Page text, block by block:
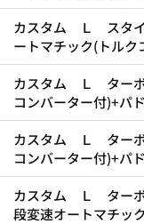
カスタム Ｌ スタイ
ートマチック(トルク
カスタム Ｌ ターボ
コンバーター付)+パ
カスタム Ｌ ターボ
コンバーター付)+パ
カスタム Ｌ ター
段変速オートマチッ